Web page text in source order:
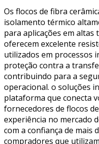
Os flocos de fibra
isolamento térmico
para aplicações em altas
oferecem excelente
utilizados em processos
proteção contra a
contribuindo para a
operacional. o soluções
plataforma que conecta
fornecedores de flocos
experiência no mercado
com a confiança de mais
compradores que